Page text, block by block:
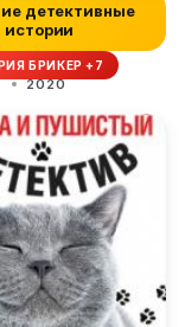
детективные
истории
БРИКЕР +7
2020